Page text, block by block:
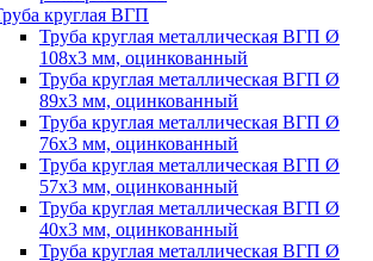
круглая ВГП
Труба круглая металлическая ВГП Ø
108х3 мм, оцинкованный
Труба круглая металлическая ВГП Ø
89х3 мм, оцинкованный
Труба круглая металлическая ВГП Ø
76х3 мм, оцинкованный
Труба круглая металлическая ВГП Ø
57х3 мм, оцинкованный
Труба круглая металлическая ВГП Ø
40х3 мм, оцинкованный
Труба круглая металлическая ВГП Ø